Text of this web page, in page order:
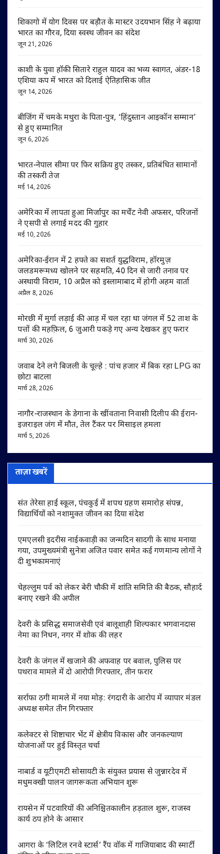
शिकागो में योग दिवस पर बड़ौत के मास्टर उदयभान सिंह ने बढ़ाया
भारत का गौरव, दिया स्वस्थ जीवन का संदेश
जून 21, 2026
काशी के युवा हॉकी सितारे राहुल यादव का भव्य स्वागत, अंडर-18
एशिया कप में भारत को दिलाई ऐतिहासिक जीत
जून 14, 2026
बीजिंग में चमके मथुरा के पिता-पुत्र, ‘हिंदुस्तान आइकॉन सम्मान’
से हुए सम्मानित
जून 6, 2026
भारत-नेपाल सीमा पर फिर सक्रिय हुए तस्कर, प्रतिबंधित सामानों
की तस्करी तेज
मई 14, 2026
अमेरिका में लापता हुआ मिर्जापुर का मर्चेंट नेवी अफसर, परिजनों
ने एसपी से लगाई मदद की गुहार
मई 10, 2026
अमेरिका-ईरान में 2 हफ्ते का सशर्त युद्धविराम, हॉरमुज़
जलडमरूमध्य खोलने पर सहमति, 40 दिन से जारी तनाव पर
अस्थायी विराम, 10 अप्रैल को इस्लामाबाद में होगी अहम वार्ता
अप्रैल 8, 2026
मोरछी में मुर्गा लड़ाई की आड़ में चल रहा था जंगल में 52 ताश के
पत्तों की महफ़िल, 6 जुआरी पकड़े गए अन्य देखकर हुए फरार
मार्च 30, 2026
जवाब देने लगे बिजली के चूल्हे : पांच हजार में बिक रहा LPG का
छोटा बाटला
मार्च 28, 2026
नागौर-राजस्थान के डेगाना के खींवताना निवासी दिलीप की ईरान-
इजराइल जंग में मौत, तेल टैंकर पर मिसाइल हमला
मार्च 5, 2026
ताज़ा खबरें
संत तेरेसा हाई स्कूल, पंचकुई में शपथ ग्रहण समारोह संपन्न,
विद्यार्थियों को नशामुक्त जीवन का दिया संदेश
एमएलसी इदरीस नाईकवाड़ी का जन्मदिन सादगी के साथ मनाया
गया, उपमुख्यमंत्री सुनेत्रा अजित पवार समेत कई गणमान्य लोगों ने
दी शुभकामनाएं
चेहल्लुम पर्व को लेकर बेरी चौकी में शांति समिति की बैठक, सौहार्द
बनाए रखने की अपील
देवरी के प्रसिद्ध समाजसेवी एवं बालूशाही शिल्पकार भगवानदास
नेमा का निधन, नगर में शोक की लहर
देवरी के जंगल में खजाने की अफवाह पर बवाल, पुलिस पर
पथराव मामले में दो आरोपी गिरफ्तार, तीन फरार
सर्राफा ठगी मामले में नया मोड़: रंगदारी के आरोप में व्यापार मंडल
अध्यक्ष समेत तीन गिरफ्तार
कलेक्टर से शिष्टाचार भेंट में क्षेत्रीय विकास और जनकल्याण
योजनाओं पर हुई विस्तृत चर्चा
नाबार्ड व यूटीएमटी सोसायटी के संयुक्त प्रयास से जुन्नारदेव में
मधुमक्खी पालन जागरूकता अभियान शुरू
रायसेन में पटवारियों की अनिश्चितकालीन हड़ताल शुरू, राजस्व
कार्य ठप होने के आसार
आगरा के ‘लिटिल रनवे स्टार्स’ रैंप वॉक में गाजियाबाद की स्मार्टी